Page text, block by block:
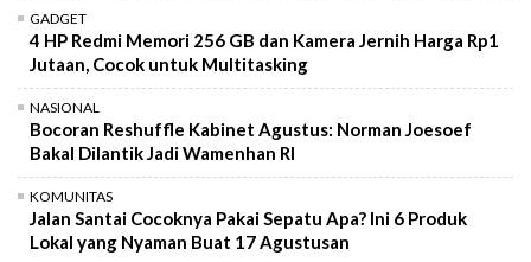
GADGET
4 HP Redmi Memori 256 GB dan Kamera Jernih Harga Rp1
Jutaan, Cocok untuk Multitasking
NASIONAL
Bocoran Reshuffle Kabinet Agustus: Norman Joesoef
Bakal Dilantik Jadi Wamenhan RI
KOMUNITAS
Jalan Santai Cocoknya Pakai Sepatu Apa? Ini 6 Produk
Lokal yang Nyaman Buat 17 Agustusan